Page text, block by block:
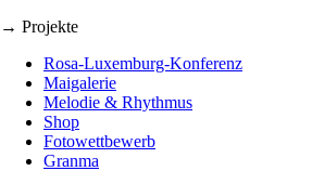
→ Projekte
Rosa-Luxemburg-Konferenz
Maigalerie
Melodie & Rhythmus
Shop
Fotowettbewerb
Granma